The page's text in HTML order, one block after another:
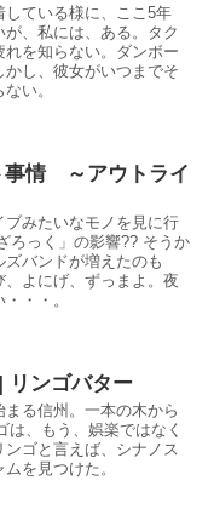
ている様に、ここ5年
、私には、ある。タク
れを知らない。ダンボー
し、彼女がいつまでそ
い。
事情 ～アウトライ
みたいなモノを見に行
ろっく」の影響?? そうか
バンドが増えたのも
、よにげ、ずっまよ。夜
・・。
リンゴバター
る信州。一本の木から
は、もう、娯楽ではなく
ゴと言えば、シナノス
を見つけた。